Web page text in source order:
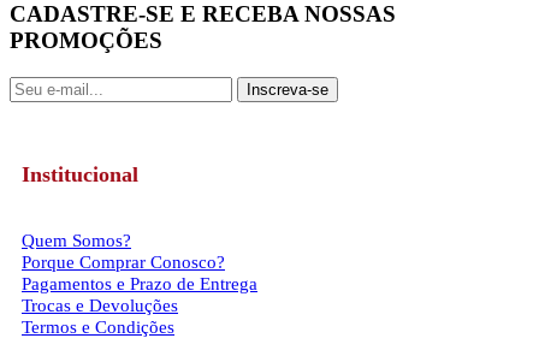
CADASTRE-SE E RECEBA NOSSAS
PROMOÇÕES
Inscreva-se
Institucional
Quem Somos?
Porque Comprar Conosco?
Pagamentos e Prazo de Entrega
Trocas e Devoluções
Termos e Condições